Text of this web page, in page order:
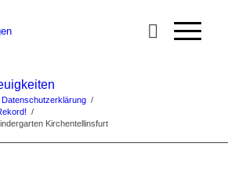
Datenschutzerklärung /
/
Kirchentellinsfurt